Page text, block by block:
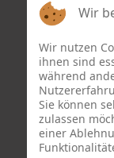
Hélène
Eric
aus
Eekhout
aus
Wir
Wir nutzen
ihnen sind
während
Sie können
zulassen
einer